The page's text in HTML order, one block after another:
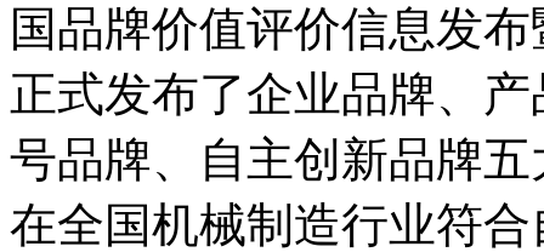
国品牌价值评价信息发
正式发布了企业品牌、
号品牌、自主创新品牌
在全国机械制造行业符